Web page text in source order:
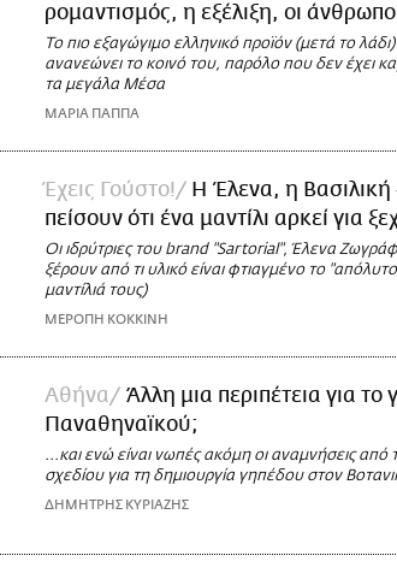
ρομαντισμός, η εξέλιξη, οι
Το πιο εξαγώγιμο ελληνικό προϊόν (μετά το
ανανεώνει το κοινό του, παρόλο που δεν έχει
τα μεγάλα Mέσα
ΜΑΡΙΑ ΠΑΠΠΑ
Έχεις Γούστο!
Η Έλενα, η
πείσουν ότι ένα μαντίλι αρκεί για
Οι ιδρύτριες του brand "Sartorial", Έλενα
ξέρουν από τι υλικό είναι φτιαγμένο το
μαντίλιά τους)
ΜΕΡΟΠΗ ΚΟΚΚΙΝΗ
Αθήνα
Άλλη μια περιπέτεια για το
Παναθηναϊκού;
...και ενώ είναι νωπές ακόμη οι αναμνήσεις
σχεδίου για τη δημιουργία γηπέδου στον
ΔΗΜΗΤΡΗΣ ΚΥΡΙΑΖΗΣ